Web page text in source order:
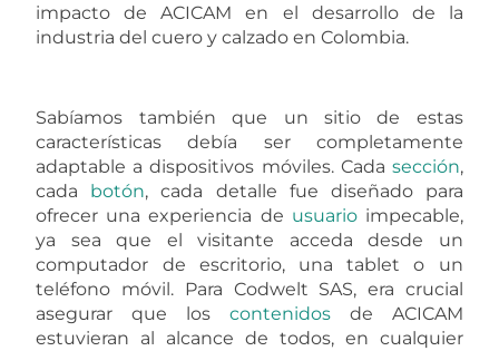
impacto de ACICAM en el desarrollo de la
industria del cuero y calzado en Colombia.
Sabíamos también que un sitio de estas
características debía ser completamente
adaptable a dispositivos móviles. Cada sección,
cada botón, cada detalle fue diseñado para
ofrecer una experiencia de usuarioimpecable,
ya sea que el visitante acceda desde un
computador de escritorio, una tablet o un
teléfono móvil. Para Codwelt SAS, era crucial
asegurar que los contenidosde ACICAM
estuvieran al alcance de todos, en cualquier